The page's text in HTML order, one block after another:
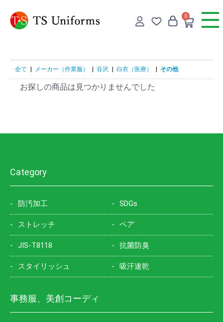
0
全て メーカー（作業服） 谷沢 白衣（医療） その他
お探しの商品は見つかりませんでした
Category
防汚加工 SDGs
ストレッチ ペア
JIS-T8118 抗菌防臭
スタイリッシュ 吸汗速乾
事務服、美創コーディ